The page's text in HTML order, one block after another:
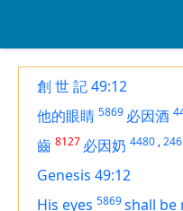
創 世 記 49:12
他的眼睛 5869 必因酒
齒 8127 必因奶 4480 ,
Genesis 49:12
His eyes 5869shall be